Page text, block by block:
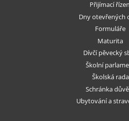
Přijímací
Dny otevřených
Formuláře
Maturita
Dívčí pěvecký
Školní
Školská rada
Schránka
Ubytování a